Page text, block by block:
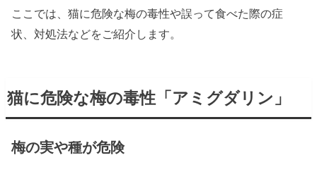
ここでは、猫に危険な梅の毒性や誤って食べた際の症
状、対処法などをご紹介します。
猫に危険な梅の毒性「アミグダリン」
梅の実や種が危険